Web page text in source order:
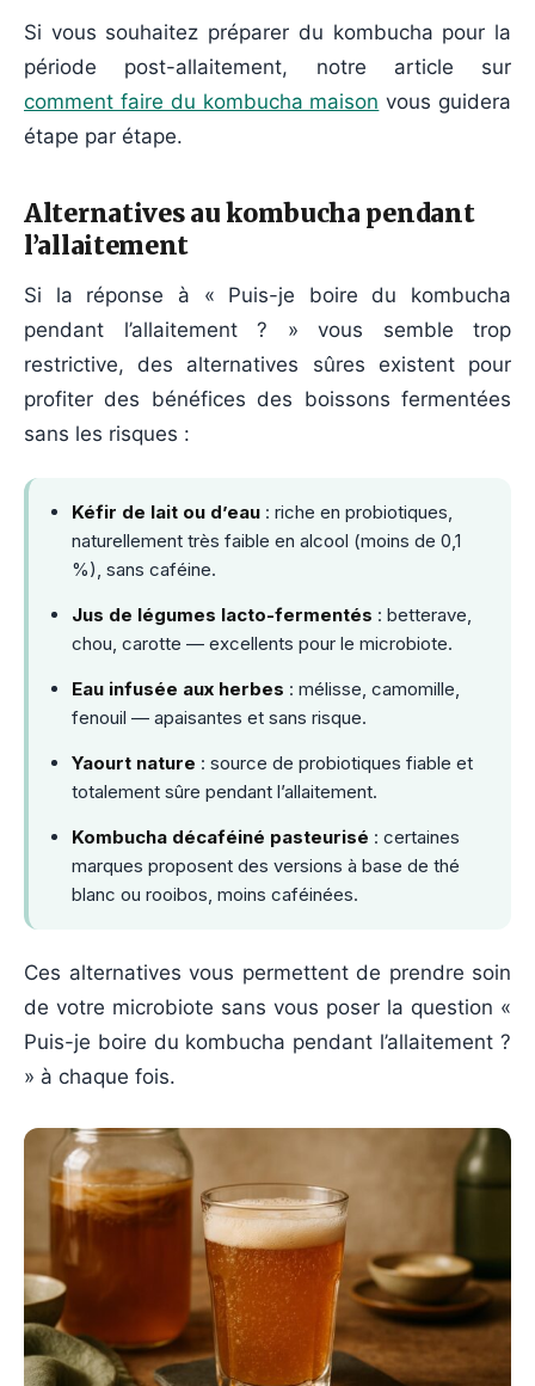
Si vous souhaitez préparer du kombucha pour la
période post-allaitement, notre article sur
comment faire du kombucha maison vous guidera
étape par étape.
Alternatives au kombucha pendant
l’allaitement
Si la réponse à « Puis-je boire du kombucha
pendant l’allaitement ? » vous semble trop
restrictive, des alternatives sûres existent pour
profiter des bénéfices des boissons fermentées
sans les risques :
Kéfir de lait ou d’eau : riche en probiotiques,
naturellement très faible en alcool (moins de 0,1
%), sans caféine.
Jus de légumes lacto-fermentés : betterave,
chou, carotte — excellents pour le microbiote.
Eau infusée aux herbes : mélisse, camomille,
fenouil — apaisantes et sans risque.
Yaourt nature : source de probiotiques fiable et
totalement sûre pendant l’allaitement.
Kombucha décaféiné pasteurisé : certaines
marques proposent des versions à base de thé
blanc ou rooibos, moins caféinées.
Ces alternatives vous permettent de prendre soin
de votre microbiote sans vous poser la question «
Puis-je boire du kombucha pendant l’allaitement ?
» à chaque fois.